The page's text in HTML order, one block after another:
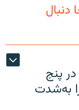
دنبال
پنج
به‌شدت